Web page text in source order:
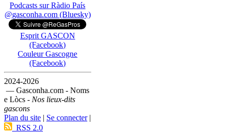
Podcasts sur Ràdio País
@gasconha.com (Bluesky)
Esprit GASCON
(Facebook)
Couleur Gascogne
(Facebook)
2024-2026
— Gasconha.com - Noms
e Lòcs - Nos lieux-dits
gascons
Plan du site | Se connecter|
RSS 2.0